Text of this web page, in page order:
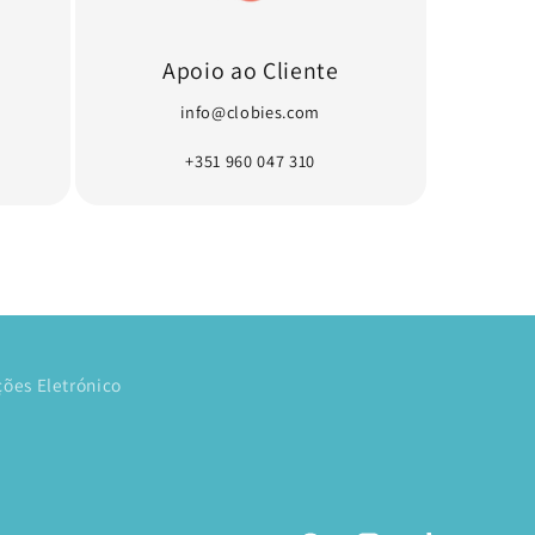
Apoio ao Cliente
info@clobies.com
+351 960 047 310
Eletrónico